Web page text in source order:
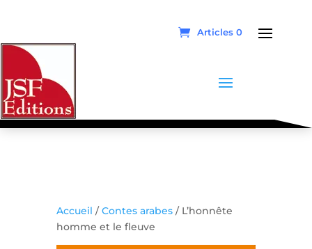
Articles 0
Accueil /Contes arabes/ L’honnête
homme et le fleuve